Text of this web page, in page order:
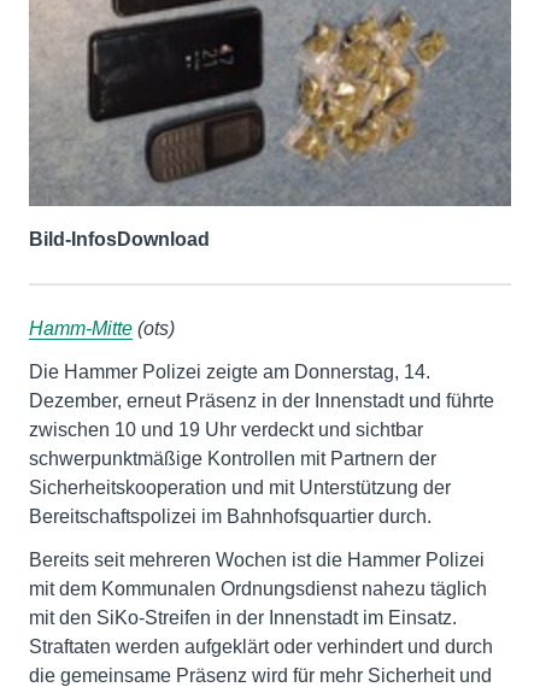
Bild-InfosDownload
Hamm-Mitte (ots)
Die Hammer Polizei zeigte am Donnerstag, 14.
Dezember, erneut Präsenz in der Innenstadt und führte
zwischen 10 und 19 Uhr verdeckt und sichtbar
schwerpunktmäßige Kontrollen mit Partnern der
Sicherheitskooperation und mit Unterstützung der
Bereitschaftspolizei im Bahnhofsquartier durch.
Bereits seit mehreren Wochen ist die Hammer Polizei
mit dem Kommunalen Ordnungsdienst nahezu täglich
mit den SiKo-Streifen in der Innenstadt im Einsatz.
Straftaten werden aufgeklärt oder verhindert und durch
die gemeinsame Präsenz wird für mehr Sicherheit und